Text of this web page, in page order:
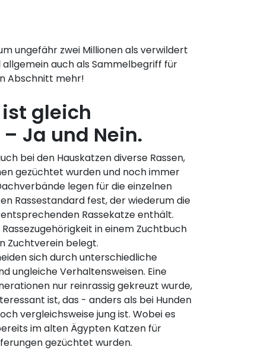
ungefähr zwei Millionen als verwildert
allgemein auch als Sammelbegriff für
Abschnitt mehr!
gleich
Ja und Nein.
bei den Hauskatzen diverse Rassen,
gezüchtet wurden und noch immer
legen für die einzelnen
Rassestandard fest, der wiederum die
Rassekatze enthält.
in einem Zuchtbuch
Zuchtverein belegt.
sich durch unterschiedliche
ungleiche Verhaltensweisen. Eine
nur reinrassig gekreuzt wurde,
ist, das - anders als bei Hunden
vergleichsweise jung ist. Wobei es
im alten Ägypten Katzen für
gezüchtet wurden.